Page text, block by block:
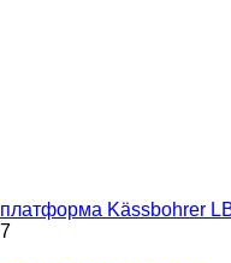
платформа Kässbohrer
7